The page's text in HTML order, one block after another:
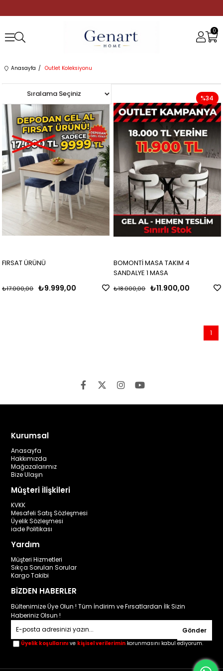
0
Anasayfa Outlet Koleksiyonu
FIRSAT ÜRÜNÜ
₺9.999,00
₺17.000,00
BOMONTİ MASA TAKIM 4
SANDALYE 1 MASA
₺11.900,00
₺18.000,00
%34
1
Kurumsal
Anasayfa
Hakkımızda
Mağazalarımız
Bize Ulaşın
Müşteri İlişkileri
KVKK
Mesafeli Satış Sözleşmesi
Üyelik Sözleşmesi
iade Politikası
Yardım
Müşteri Hizmetleri
Sıkça Sorulan Sorular
Kargo Takibi
BİZDEN HABERLER
Bültenimize Üye Olun ! Tüm İndirim ve Fırsatlardan İlk Sizin
Haberiniz Olsun !
Gönder
Üyelik koşullarını ve kişisel verilerimin korunmasını kabul ediyorum.